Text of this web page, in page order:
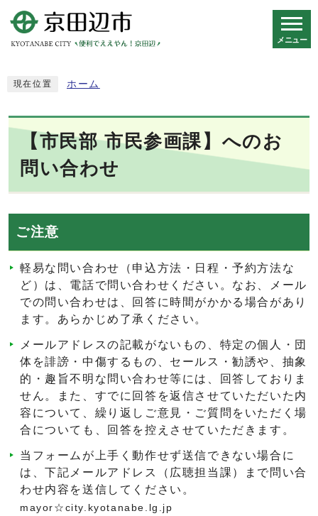
メニュー
現在位置 ホーム
【市民部 市民参画課】へのお
問い合わせ
ご注意
軽易な問い合わせ（申込方法・日程・予約方法な
ど）は、電話で問い合わせください。なお、メール
での問い合わせは、回答に時間がかかる場合があり
ます。あらかじめ了承ください。
メールアドレスの記載がないもの、特定の個人・団
体を誹謗・中傷するもの、セールス・勧誘や、抽象
的・趣旨不明な問い合わせ等には、回答しておりま
せん。また、すでに回答を返信させていただいた内
容について、繰り返しご意見・ご質問をいただく場
合についても、回答を控えさせていただきます。
当フォームが上手く動作せず送信できない場合に
は、下記メールアドレス（広聴担当課）まで問い合
わせ内容を送信してください。
mayor☆city.kyotanabe.lg.jp